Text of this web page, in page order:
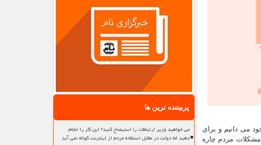
می دانیم و برای
مشکلات مردم چاره
پربیننده ترین ها
می خواهید وزیر ارتباطات را استیضاح کنید؟ این کار را انجام
دهید اما دولت در مقابل استفاده مردم از اینترنت کوتاه نمی آید